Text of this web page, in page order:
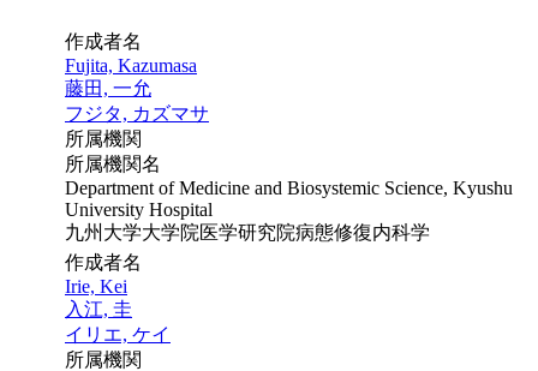
作成者名
Fujita, Kazumasa
藤田, 一允
フジタ, カズマサ
所属機関
所属機関名
Department of Medicine and Biosystemic Science, Kyushu
University Hospital
九州大学大学院医学研究院病態修復内科学
作成者名
Irie, Kei
入江, 圭
イリエ, ケイ
所属機関